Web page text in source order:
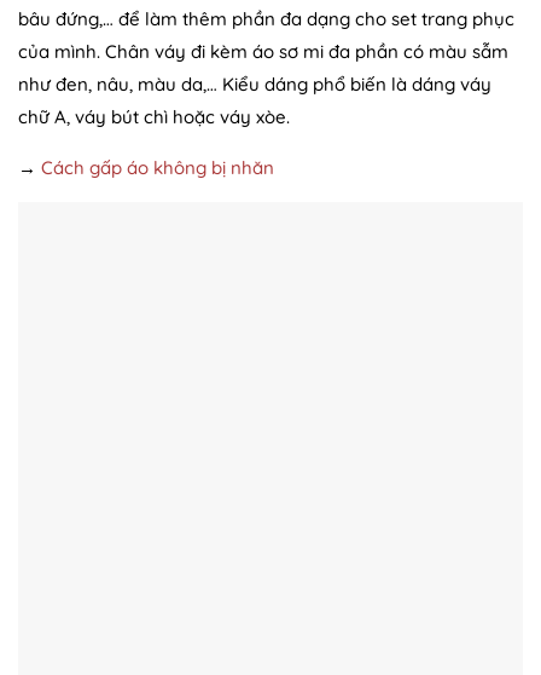
bâu đứng,… để làm thêm phần đa dạng cho set trang phục
của mình. Chân váy đi kèm áo sơ mi đa phần có màu sẫm
như đen, nâu, màu da,… Kiểu dáng phổ biến là dáng váy
chữ A, váy bút chì hoặc váy xòe.
→ Cách gấp áo không bị nhăn